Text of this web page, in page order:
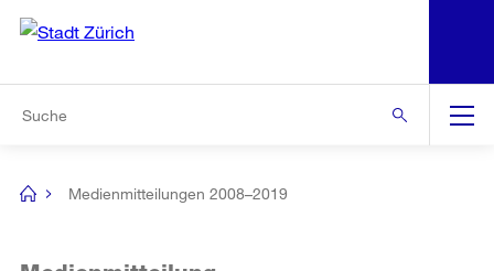
Navigation
[no
Medienmitteilungen 2008–2019